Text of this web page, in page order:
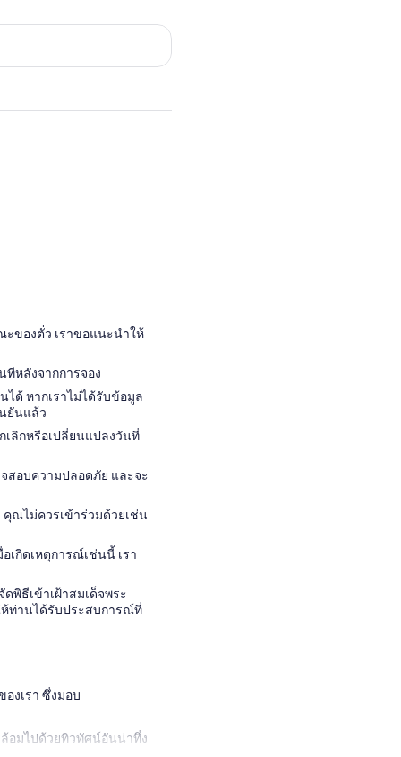
ะของตั๋ว เราขอแนะนำให้
ทีหลังจากการจอง
ได้ หากเราไม่ได้รับข้อมูล
ยันแล้ว
เลิกหรือเปลี่ยนแปลงวันที่
สอบความปลอดภัย และจะ
ณไม่ควรเข้าร่วมด้วยเช่น
เกิดเหตุการณ์เช่นนี้ เรา
พิธีเข้าเฝ้าสมเด็จพระ
ห้ท่านได้รับประสบการณ์ที่
งเรา ซึ่งมอบ
อมไปด้วยทิวทัศน์อันน่าทึ่ง